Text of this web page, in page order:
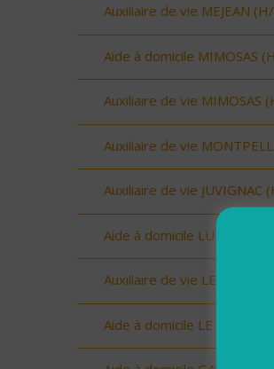
Auxiliaire de vie MEJEAN
Aide à domicile MIMOSAS
Auxiliaire de vie MIMOSAS
Auxiliaire de vie
Auxiliaire de vie JUVIGNAC
Aide à domicile LUNEL (H/F)
Auxiliaire de vie LE CRES (H/
Aide à domicile LE CRES (H/F)